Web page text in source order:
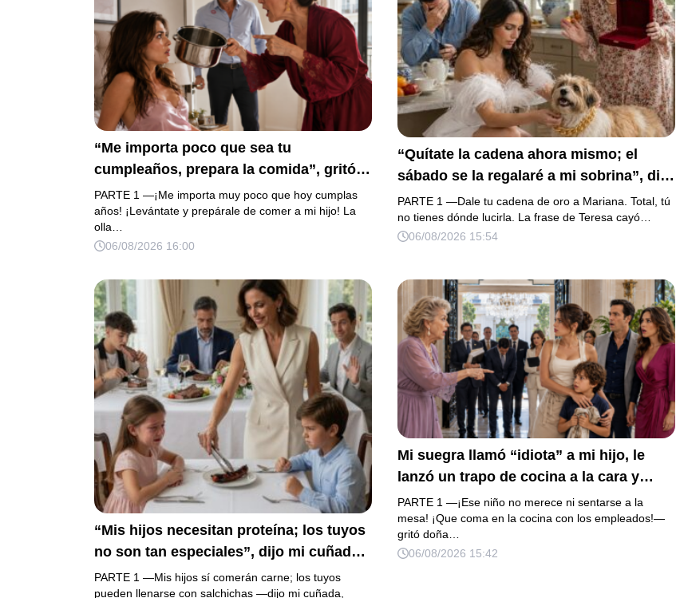
“Me importa poco que sea tu
cumpleaños, prepara la comida”, gritó
mi suegra antes de lanzar una olla
contra mi cama. Mi esposo regresó
horas después oliendo al perfume de su
amante, seguro de que yo lo perdonaría.
Pero yo ya tenía 3 copias de los estados
de cuenta y una carta que podía dejarlo
sin el hogar que creía suyo.
PARTE 1 —¡Me importa muy poco que hoy cumplas
años! ¡Levántate y prepárale de comer a mi hijo! La
olla…
06/08/2026 16:00
“Quítate la cadena ahora mismo; el
sábado se la regalaré a mi sobrina”, dijo
mi suegra, asegurando que una mujer
con las manos marcadas por espinas no
merecía 50 gramos de oro. Mi esposo
calma y le pedí que preparara la fiesta.
Ella creyó haber ganado… hasta que
proyecté el recibo completo que había
intentado ocultar.
PARTE 1 —Dale tu cadena de oro a Mariana. Total, tú
no tienes dónde lucirla. La frase de Teresa cayó…
06/08/2026 15:54
“Mis hijos necesitan proteína; los tuyos
no son tan especiales”, dijo mi cuñada
mientras repartía el asado y hacía llorar
PARTE 1 —Mis hijos sí comerán carne; los tuyos
pueden llenarse con salchichas —dijo mi cuñada,
Mi suegra llamó “idiota” a mi hijo, le
lanzó un trapo de cocina a la cara y
anunció que su primo recibiría 80
millones y el 50% de las acciones:
“Aprende cuál es tu lugar”. Permanecí
en silencio hasta que terminaron de
PARTE 1 —¡Ese niño no merece ni sentarse a la
mesa! ¡Que coma en la cocina con los empleados!—
gritó doña…
06/08/2026 15:42